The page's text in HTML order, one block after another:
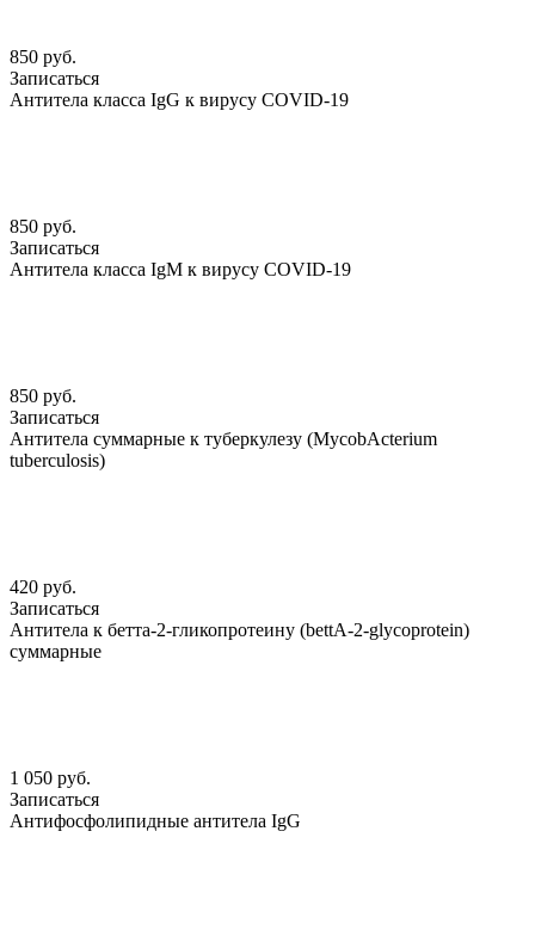
850 руб.
Записаться
Антитела класса IgG к вирусу COVID-19
850 руб.
Записаться
Антитела класса IgM к вирусу COVID-19
850 руб.
Записаться
Антитела суммарные к туберкулезу (MycobАcterium
tuberculosis)
420 руб.
Записаться
Антитела к бетта-2-гликопротеину (bettА-2-glycoprotein)
суммарные
1 050 руб.
Записаться
Антифосфолипидные антитела IgG